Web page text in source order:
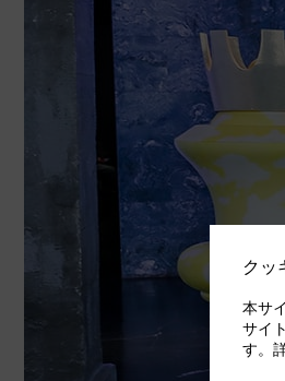
クッ
本サ
サイ
す。